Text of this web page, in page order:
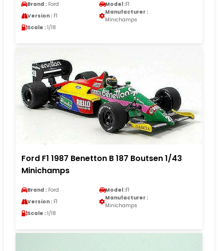
Brand : Ford Model :F1
Version : F1
Manufacturer :
Minichamps
Scale : 1/18
Ford F1 1987 Benetton B 187 Boutsen 1/43
Minichamps
Brand : Ford Model :F1
Version : F1
Manufacturer :
Minichamps
Scale : 1/18